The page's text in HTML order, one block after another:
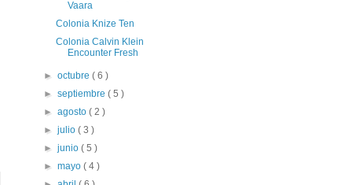
Vaara
Colonia Knize Ten
Colonia Calvin Klein
Encounter Fresh
►octubre( 6 )
►septiembre( 5 )
►agosto( 2 )
►julio( 3 )
►junio( 5 )
►mayo( 4 )